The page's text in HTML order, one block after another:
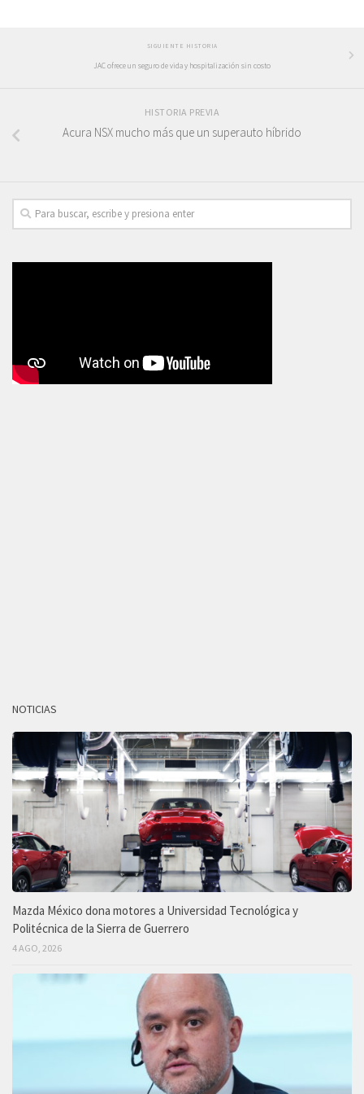
SIGUIENTE HISTORIA
JAC ofrece un seguro de vida y hospitalización sin costo
HISTORIA PREVIA
Acura NSX mucho más que un superauto híbrido
NOTICIAS
Mazda México dona motores a Universidad Tecnológica y
Politécnica de la Sierra de Guerrero
4 AGO, 2026